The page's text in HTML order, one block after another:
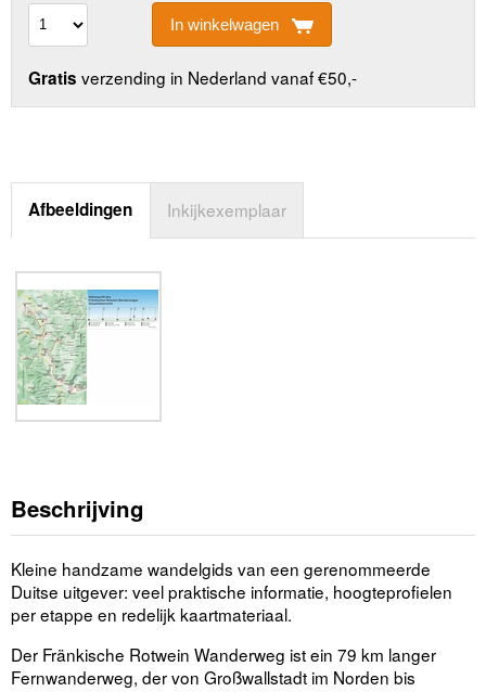
In winkelwagen
Gratis verzending in Nederland vanaf €50,-
Afbeeldingen Inkijkexemplaar
Beschrijving
Kleine handzame wandelgids van een gerenommeerde
Duitse uitgever: veel praktische informatie, hoogteprofielen
per etappe en redelijk kaartmateriaal.
Der Fränkische Rotwein Wanderweg ist ein 79 km langer
Fernwanderweg, der von Großwallstadt im Norden bis